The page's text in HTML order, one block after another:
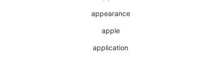
appearance
apple
application